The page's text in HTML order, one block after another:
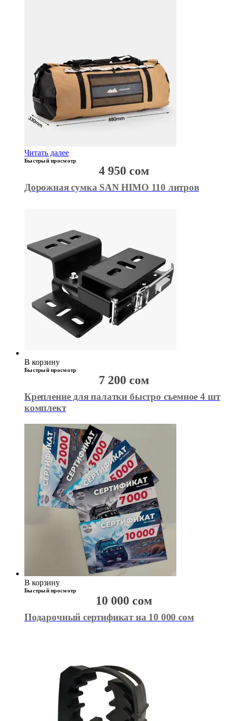
Читать далее
Быстрый просмотр
Дорожная сумка SAN HIMO 110 литров
4 950 сом
В корзину
Быстрый просмотр
Крепление для палатки быстро съемное 4 шт
комплект
7 200 сом
В корзину
Быстрый просмотр
Подарочный сертификат на 10 000 сом
10 000 сом